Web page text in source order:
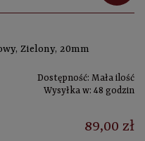
Zielony, 20mm
Dostępność: Mała ilość
Wysyłka w: 48 godzin
89,00 zł